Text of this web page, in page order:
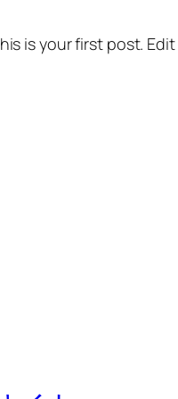
is your first post.